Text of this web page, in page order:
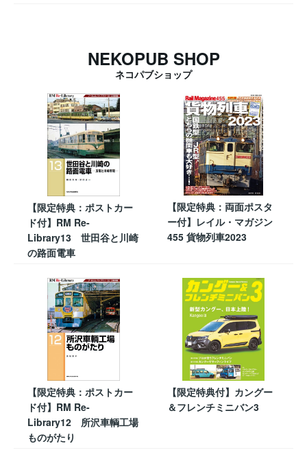
NEKOPUB SHOP
ネコパブショップ
【限定特典：ポストカー
ド付】RM Re-
Library13 世田谷と川崎
の路面電車
【限定特典：両面ポスタ
ー付】レイル・マガジン
455 貨物列車2023
【限定特典：ポストカー
ド付】RM Re-
Library12 所沢車輌工場
ものがたり
【限定特典付】カングー
＆フレンチミニバン3